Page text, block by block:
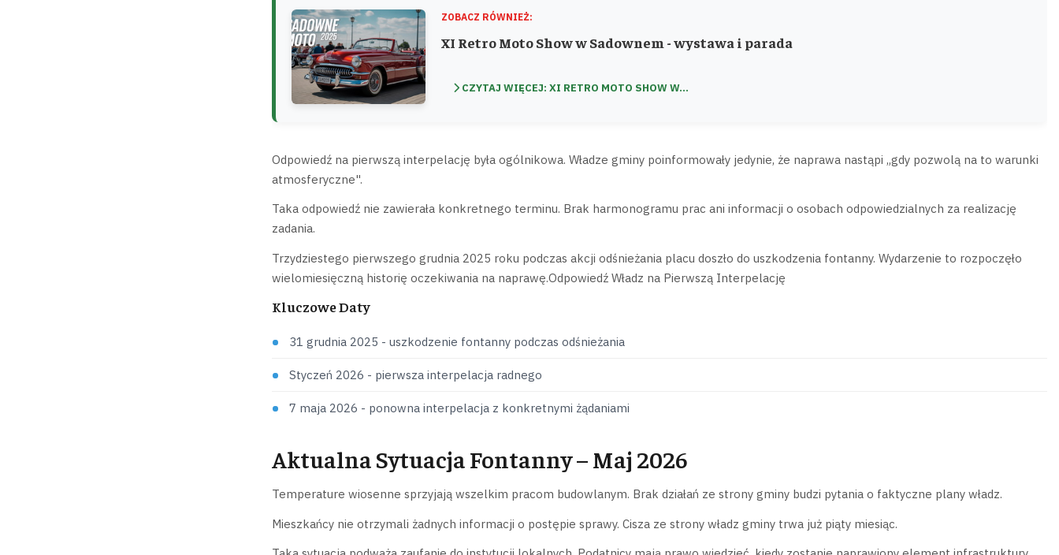
ZOBACZ RÓWNIEŻ:
XI Retro Moto Show w Sadownem - wystawa i parada
CZYTAJ WIĘCEJ: XI RETRO MOTO SHOW W...
Odpowiedź na pierwszą interpelację była ogólnikowa. Władze gminy poinformowały jedynie, że naprawa nastąpi „gdy pozwolą na to warunki
atmosferyczne".
Taka odpowiedź nie zawierała konkretnego terminu. Brak harmonogramu prac ani informacji o osobach odpowiedzialnych za realizację
zadania.
Trzydziestego pierwszego grudnia 2025 roku podczas akcji odśnieżania placu doszło do uszkodzenia fontanny. Wydarzenie to rozpoczęło
wielomiesięczną historię oczekiwania na naprawę.Odpowiedź Władz na Pierwszą Interpelację
Kluczowe Daty
31 grudnia 2025 - uszkodzenie fontanny podczas odśnieżania
Styczeń 2026 - pierwsza interpelacja radnego
7 maja 2026 - ponowna interpelacja z konkretnymi żądaniami
Aktualna Sytuacja Fontanny – Maj 2026
Temperature wiosenne sprzyjają wszelkim pracom budowlanym. Brak działań ze strony gminy budzi pytania o faktyczne plany władz.
Mieszkańcy nie otrzymali żadnych informacji o postępie sprawy. Cisza ze strony władz gminy trwa już piąty miesiąc.